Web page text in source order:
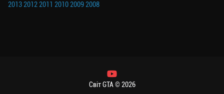
201320122011 201020092008
Світ GTA © 2026